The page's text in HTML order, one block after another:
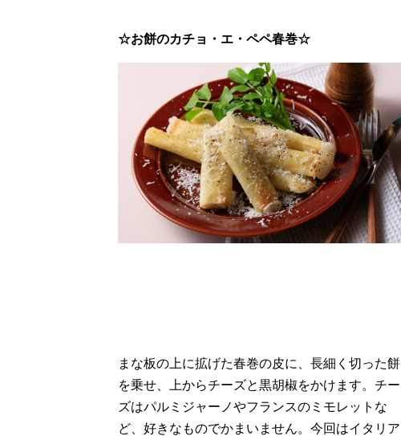
☆お餅のカチョ・エ・ペペ春巻☆
まな板の上に拡げた春巻の皮に、長細く切った餅
を乗せ、上からチーズと黒胡椒をかけます。チー
ズはパルミジャーノやフランスのミモレットな
ど、好きなものでかまいません。今回はイタリア